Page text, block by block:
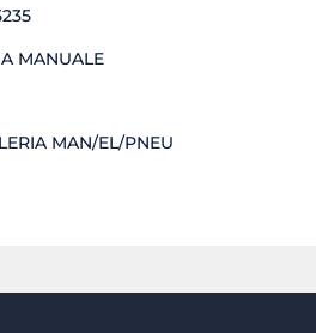
MANUALE
MAN/EL/PNEU